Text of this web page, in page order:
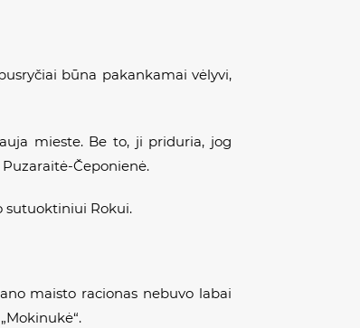
būna pakankamai vėlyvi,
mieste. Be to, ji priduria, jog
Puzaraitė-Čeponienė.
sutuoktiniui Rokui.
maisto racionas nebuvo labai